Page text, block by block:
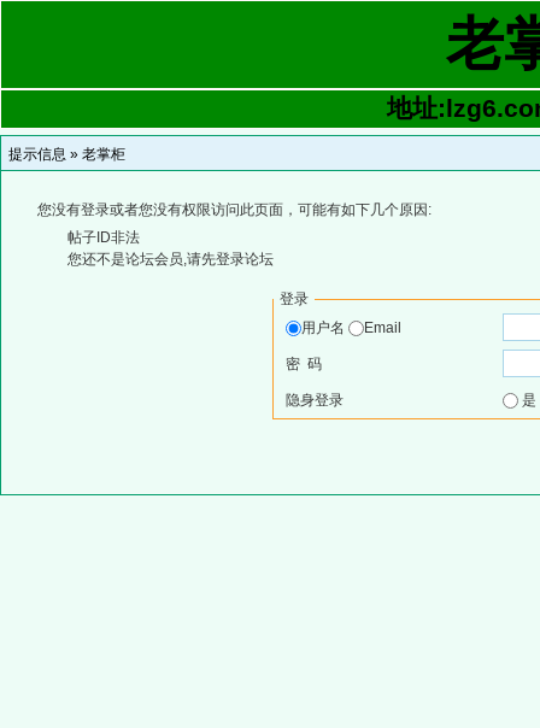
老
地址
提示信息 » 老掌柜
您没有登录或者您没有权限访问此页面，可能有如下几个原因:
帖子ID非法
您还不是论坛会员,请先登录论坛
登录
用户名
Email
密 码
隐身登录